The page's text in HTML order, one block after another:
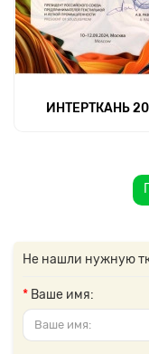
ИНТЕРТКАНЬ
Не нашли нужную
Ваше имя: